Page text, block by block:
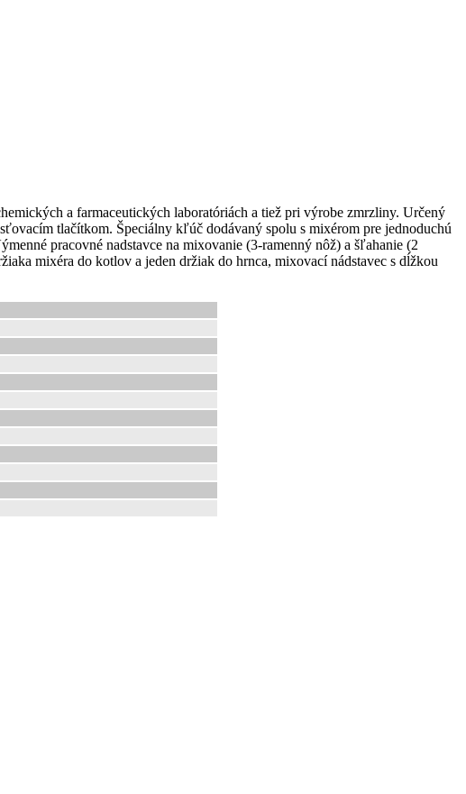
a farmaceutických laboratóriách a tiež pri výrobe zmrzliny. Určený
tlačítkom. Špeciálny kľúč dodávaný spolu s mixérom pre jednoduchú
pracovné nadstavce na mixovanie (3-ramenný nôž) a šľahanie (2
mixéra do kotlov a jeden držiak do hrnca, mixovací nádstavec s dĺžkou